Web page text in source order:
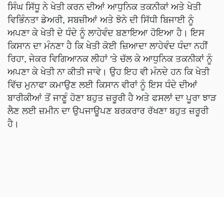
ਸਿੰਘ ਸਿੱਧੂ ਨੇ ਖੇਤੀ ਕਰਨ ਦੀਆਂ ਆਧੁਨਿਕ ਤਕਨੀਕਾਂ ਅਤੇ ਖੇਤੀ
ਵਿਭਿੰਨਤਾ ਡੇਅਰੀ, ਸਬਜ਼ੀਆਂ ਅਤੇ ਝੋਨੇ ਦੀ ਸਿੱਧੀ ਬਿਜਾਈ ਨੂੰ
ਅਪਣਾ ਕੇ ਖੇਤੀ ਦੇ ਧੰਦੇ ਨੂੰ ਲਾਹੇਵੰਦ ਬਣਾਇਆ ਹੋਇਆ ਹੈ। ਇਸ
ਕਿਸਾਨ ਦਾ ਮੰਨਣਾ ਹੈ ਕਿ ਖੇਤੀ ਕੋਈ ਜ਼ਿਆਦਾ ਲਾਹੇਵੰਦ ਧੰਦਾ ਨਹੀਂ
ਰਿਹਾ, ਜੇਕਰ ਵਿਗਿਆਨਕ ਲੀਹਾਂ 'ਤੇ ਚੱਲ ਕੇ ਆਧੁਨਿਕ ਤਕਨੀਕਾਂ ਨੂੰ
ਅਪਣਾ ਕੇ ਖੇਤੀ ਨਾ ਕੀਤੀ ਜਾਵੇ। ਉਹ ਇਹ ਵੀ ਮੰਨਦੇ ਹਨ ਕਿ ਖੇਤੀ
ਵਿੱਚ ਮੁਨਾਫਾ ਕਮਾਉਣ ਲਈ ਕਿਸਾਨ ਵੀਰਾਂ ਨੂੰ ਇਸ ਧੰਦੇ ਦੀਆਂ
ਬਾਰੀਕੀਆਂ ਤੋਂ ਜਾਣੂੰ ਹੋਣਾ ਬਹੁਤ ਜ਼ਰੂਰੀ ਹੈ ਅਤੇ ਫਸਲਾਂ ਦਾ ਪੂਰਾ ਝਾੜ
ਲੈਣ ਲਈ ਜ਼ਮੀਨ ਦਾ ਉਪਜਾਊਪਣ ਬਰਕਰਾਰ ਰੱਖਣਾ ਬਹੁਤ ਜ਼ਰੂਰੀ
ਹੈ।